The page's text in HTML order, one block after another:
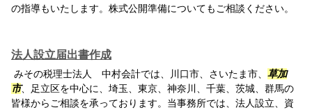
の指導もいたします。株式公開準備についてもご相談ください。
法人設立届出書作成
みその税理士法人 中村会計では、川口市、さいたま市、 草加
市、足立区を中心に、埼玉、東京、神奈川、千葉、茨城、群馬の
皆様からご相談を承っております。当事務所では、法人設立、資